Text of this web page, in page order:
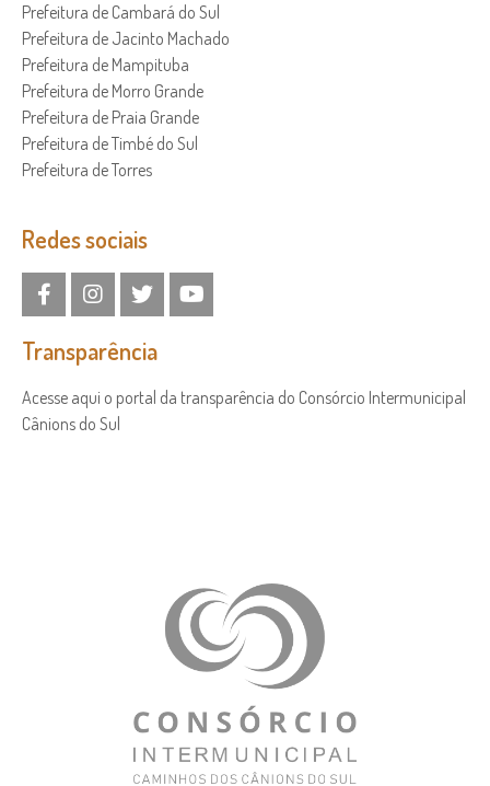
Prefeitura de Cambará do Sul
Prefeitura de Jacinto Machado
Prefeitura de Mampituba
Prefeitura de Morro Grande
Prefeitura de Praia Grande
Prefeitura de Timbé do Sul
Prefeitura de Torres
Redes sociais
Transparência
Acesse aqui o portal da transparência do Consórcio Intermunicipal
Cânions do Sul